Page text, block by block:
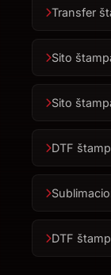
Transfer
Sito
Sito
DTF
DTF